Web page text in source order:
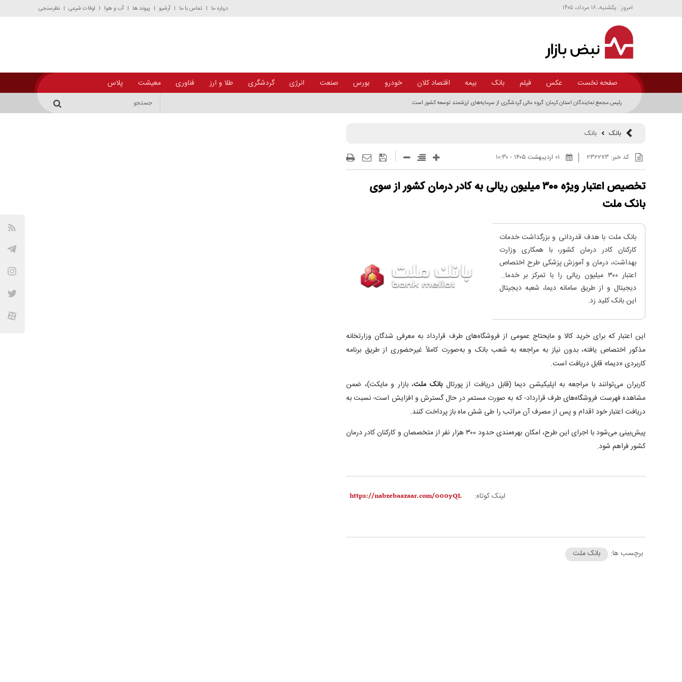
امروز : يکشنبه، ۱۸ مرداد، ۱۴۰۵ درباره ما تماس با ما آرشیو پیوند ها آب و هوا اوقات شرعی نظرسنجی
صفحه نخست عکس فیلم بانک بیمه اقتصاد کلان خودرو بورس صنعت انرژی گردشگری طلا و ارز فناوری معیشت پلاس
رئیس مجمع نمایندگان استان کرمان: گروه مالی گردشگری از سرمایه‌های ارزشمند توسعه کشور است
بانک بانک
کد خبر:۲۳۲۲۷۳
تخصیص اعتبار ویژه ۳۰۰ میلیون ریالی به کادر درمان کشور از سوی
بانک ملت
بانک ملت با هدف قدردانی و بزرگداشت خدمات
کارکنان کادر درمان کشور، با همکاری وزارت
بهداشت، درمان و آموزش پزشکی طرح اختصاص
اعتبار ۳۰۰ میلیون ریالی را با تمرکز بر خدمات
دیجیتال و از طریق سامانه دیما، شعبه دیجیتال
این بانک کلید زد.
این اعتبار که برای خرید کالا و مایحتاج عمومی از فروشگاه‌های طرف قرارداد به معرفی شدگان وزارتخانه
مذکور اختصاص یافته، بدون نیاز به مراجعه به شعب بانک و به‌صورت کاملاً غیرحضوری از طریق برنامه
کاربردی «دیما» قابل دریافت است.
کاربران می‌توانند با مراجعه به اپلیکیشن دیما (قابل دریافت از پورتالبانک ملت، بازار و مایکت)، ضمن
مشاهده فهرست فروشگاه‌های طرف قرارداد- که به صورت مستمر در حال گسترش و افزایش است- نسبت به
دریافت اعتبار خود اقدام و پس از مصرف آن مراتب را طی شش ماه باز پرداخت کنند.
پیش‌بینی می‌شود با اجرای این طرح، امکان بهره‌مندی حدود ۳۰۰ هزار نفر از متخصصان و کارکنان کادر درمان
کشور فراهم شود.
لینک کوتاه:
برچسب ها: بانک ملت